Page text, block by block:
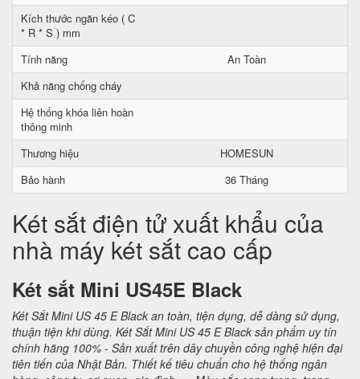
Kích thước ngăn kéo ( C
* R * S ) mm
Tính năng
An Toàn
Khả năng chống cháy
Hệ thống khóa liên hoàn
thông minh
Thương hiệu
HOMESUN
Bảo hành
36 Tháng
Két sắt điện tử xuất khẩu của
nhà máy két sắt cao cấp
Két sắt Mini US45E Black
Két Sắt Mini US 45 E Black an toàn, tiện dụng, dễ dàng sử dụng,
thuận tiện khi dùng. Két Sắt Mini US 45 E Black sản phẩm uy tín
chính hãng 100% - Sản xuất trên dây chuyền công nghệ hiện đại
tiên tiến của Nhật Bản. Thiết kế tiêu chuẩn cho hệ thống ngân